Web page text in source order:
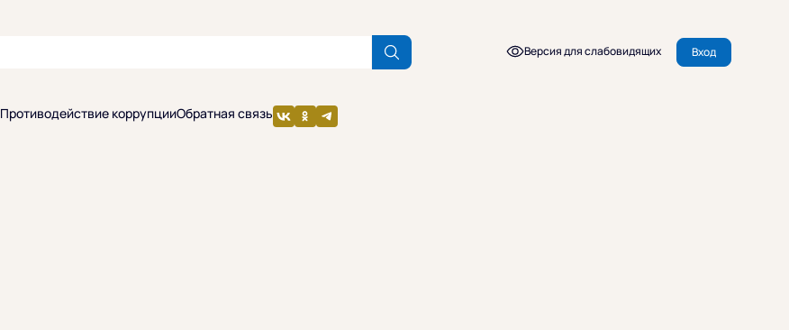
Версия для слабовидящих Вход
Противодействие коррупцииОбратная связь